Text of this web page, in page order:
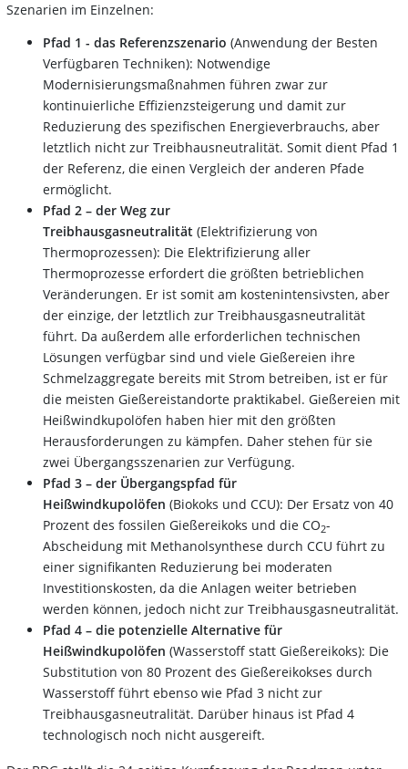
Szenarien im Einzelnen:
Pfad 1 - das Referenzszenario (Anwendung der Besten
Verfügbaren Techniken): Notwendige
Modernisierungsmaßnahmen führen zwar zur
kontinuierliche Effizienzsteigerung und damit zur
Reduzierung des spezifischen Energieverbrauchs, aber
letztlich nicht zur Treibhausneutralität. Somit dient Pfad 1
der Referenz, die einen Vergleich der anderen Pfade
ermöglicht.
Pfad 2 – der Weg zur
Treibhausgasneutralität (Elektrifizierung von
Thermoprozessen): Die Elektrifizierung aller
Thermoprozesse erfordert die größten betrieblichen
Veränderungen. Er ist somit am kostenintensivsten, aber
der einzige, der letztlich zur Treibhausgasneutralität
führt. Da außerdem alle erforderlichen technischen
Lösungen verfügbar sind und viele Gießereien ihre
Schmelzaggregate bereits mit Strom betreiben, ist er für
die meisten Gießereistandorte praktikabel. Gießereien mit
Heißwindkupolöfen haben hier mit den größten
Herausforderungen zu kämpfen. Daher stehen für sie
zwei Übergangsszenarien zur Verfügung.
Pfad 3 – der Übergangspfad für
Heißwindkupolöfen (Biokoks und CCU): Der Ersatz von 40
Prozent des fossilen Gießereikoks und die CO2-
Abscheidung mit Methanolsynthese durch CCU führt zu
einer signifikanten Reduzierung bei moderaten
Investitionskosten, da die Anlagen weiter betrieben
werden können, jedoch nicht zur Treibhausgasneutralität.
Pfad 4 – die potenzielle Alternative für
Heißwindkupolöfen (Wasserstoff statt Gießereikoks): Die
Substitution von 80 Prozent des Gießereikokses durch
Wasserstoff führt ebenso wie Pfad 3 nicht zur
Treibhausgasneutralität. Darüber hinaus ist Pfad 4
technologisch noch nicht ausgereift.